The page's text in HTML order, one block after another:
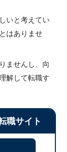
いと考えてい
はありませ
ませんし、向
解して転職す
職サイト